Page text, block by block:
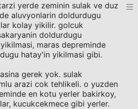
yerde zeminin sulak ve duz
aluvyonlarin doldurdugu
kolay yikilir. golcuk
doldurdugu
maras depreminde
hatay'in yikilmasi gibi.
gerek yok. sulak
arazi cok tehlikeli. o yuzden
en kotu yerler bakirkoy,
kucukcekmece gibi yerler.